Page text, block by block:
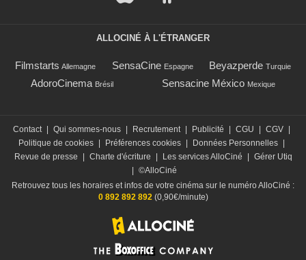
ALLOCINÉ À L'ÉTRANGER
Filmstarts Allemagne SensaCine Espagne Beyazperde Turquie
AdoroCinema Brésil Sensacine México Mexique
Contact | Qui sommes-nous | Recrutement | Publicité | CGU | CGV |
Politique de cookies | Préférences cookies | Données Personnelles |
Revue de presse
| Charte d'écriture | Les services AlloCiné | Gérer Utiq
| ©AlloCiné
Retrouvez tous les horaires et infos de votre cinéma sur le numéro AlloCiné :
0 892 892 892 (0,90€/minute)